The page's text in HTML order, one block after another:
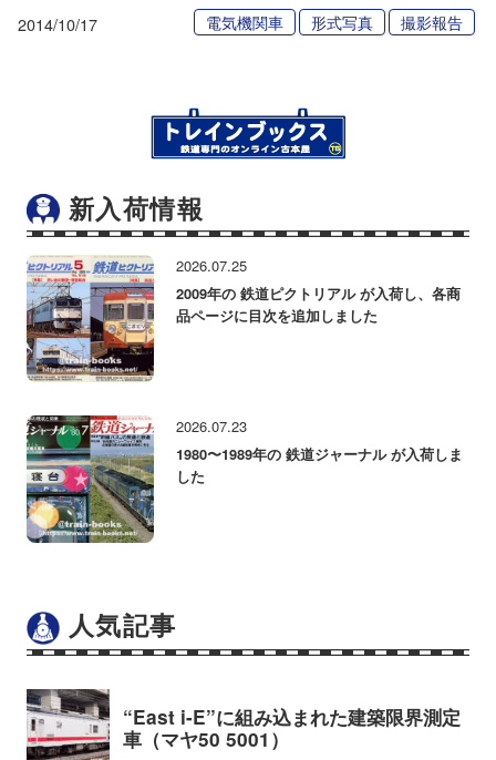
2014/10/17 電気機関車 形式写真 撮影報告
新入荷情報
2026.07.25
2009年の 鉄道ピクトリアル が入荷し、各商
品ページに目次を追加しました
2026.07.23
1980〜1989年の 鉄道ジャーナル が入荷しま
した
人気記事